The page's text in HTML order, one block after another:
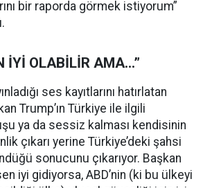
bir raporda görmek istiyorum”
İYİ OLABİLİR AMA…”
ses kayıtlarını hatırlatan
Trump’ın Türkiye ile ilgili
ya da sessiz kalması kendisinin
çıkarı yerine Türkiye’deki şahsi
sonucunu çıkarıyor. Başkan
iyi gidiyorsa, ABD’nin (ki bu ülkeyi